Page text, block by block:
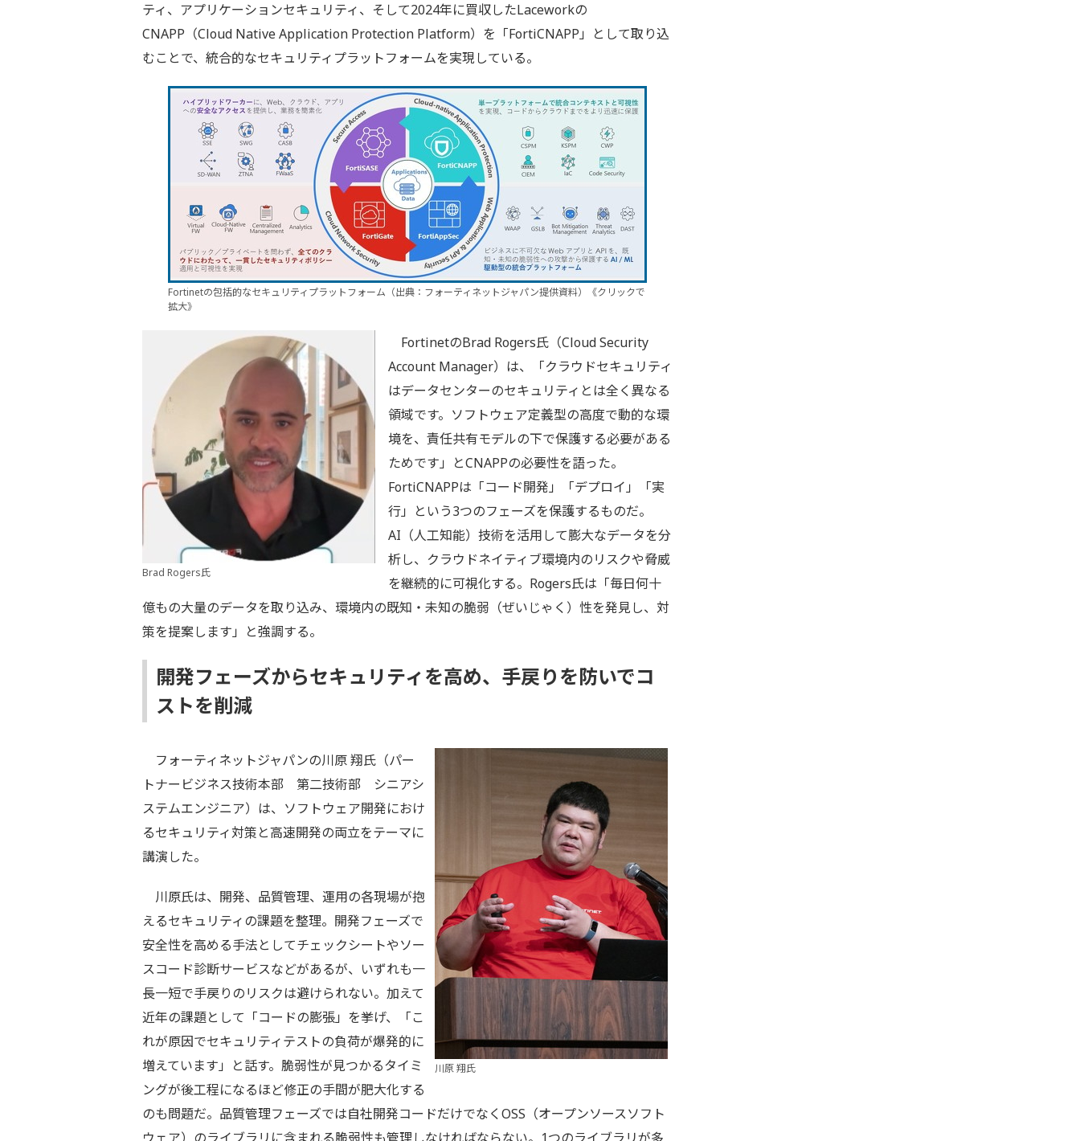
ティ、アプリケーションセキュリティ、そして2024年に買収したLaceworkの
CNAPP（Cloud Native Application Protection Platform）を「FortiCNAPP」として取り込
むことで、統合的なセキュリティプラットフォームを実現している。
Fortinetの包括的なセキュリティプラットフォーム（出典：フォーティネットジャパン提供資料）《クリックで
拡大》
Brad Rogers氏
FortinetのBrad Rogers氏（Cloud Security
Account Manager）は、「クラウドセキュリティ
はデータセンターのセキュリティとは全く異なる
領域です。ソフトウェア定義型の高度で動的な環
境を、責任共有モデルの下で保護する必要がある
ためです」とCNAPPの必要性を語った。
FortiCNAPPは「コード開発」「デプロイ」「実
行」という3つのフェーズを保護するものだ。
AI（人工知能）技術を活用して膨大なデータを分
析し、クラウドネイティブ環境内のリスクや脅威
を継続的に可視化する。Rogers氏は「毎日何十
億もの大量のデータを取り込み、環境内の既知・未知の脆弱（ぜいじゃく）性を発見し、対
策を提案します」と強調する。
開発フェーズからセキュリティを高め、手戻りを防いでコ
ストを削減
川原 翔氏
フォーティネットジャパンの川原 翔氏（パー
トナービジネス技術本部 第二技術部 シニアシ
ステムエンジニア）は、ソフトウェア開発におけ
るセキュリティ対策と高速開発の両立をテーマに
講演した。
川原氏は、開発、品質管理、運用の各現場が抱
えるセキュリティの課題を整理。開発フェーズで
安全性を高める手法としてチェックシートやソー
スコード診断サービスなどがあるが、いずれも一
長一短で手戻りのリスクは避けられない。加えて
近年の課題として「コードの膨張」を挙げ、「こ
れが原因でセキュリティテストの負荷が爆発的に
増えています」と話す。脆弱性が見つかるタイミ
ングが後工程になるほど修正の手間が肥大化する
のも問題だ。品質管理フェーズでは自社開発コードだけでなくOSS（オープンソースソフト